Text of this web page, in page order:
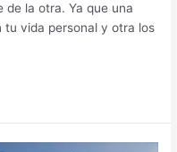
la otra. Ya que una
tu vida personal y otra los